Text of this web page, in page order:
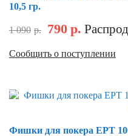
10,5 гр.
1 090 р. 790 р.
Сообщить о поступлении
Скидка
Фишки для покера EPT